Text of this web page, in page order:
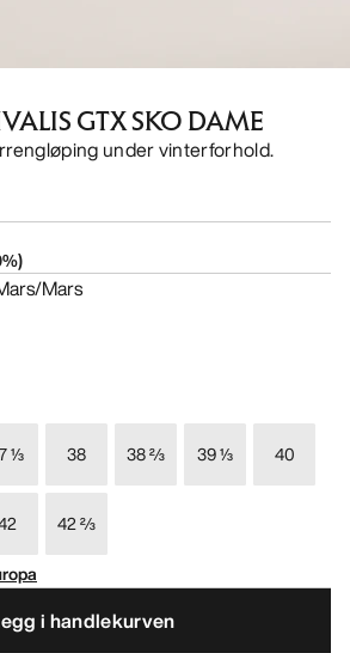
GTX SKO DAME
under vinterforhold.
%)
Mars
⅓ 38 38 ⅔ 39 ⅓ 40
42 ⅔
i handlekurven